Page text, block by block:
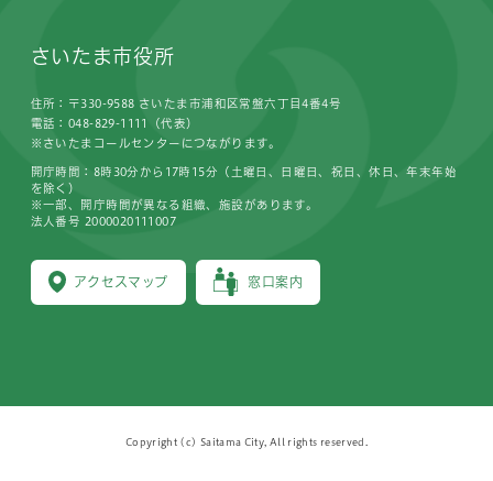
さいたま市役所
住所：〒330-9588 さいたま市浦和区常盤六丁目4番4号
電話：048-829-1111（代表）
※さいたまコールセンターにつながります。
アクセスマップ 窓口案内
開庁時間：8時30分から17時15分（土曜日、日曜日、祝日、休日、年末年始
を除く）
※一部、開庁時間が異なる組織、施設があります。
法人番号 2000020111007
Copyright (c) Saitama City, All rights reserved.